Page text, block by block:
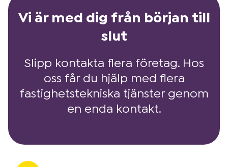
Vi är med dig från början till
slut
Slipp kontakta flera företag. Hos
oss får du hjälp med flera
fastighetstekniska tjänster genom
en enda kontakt.